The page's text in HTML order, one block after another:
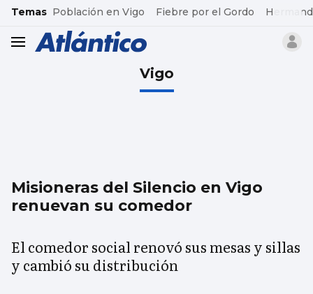
common.go-to-content
Temas Población en Vigo Fiebre por el Gordo
header.menu.open
Vigo
Misioneras del Silencio en Vigo
renuevan su comedor
El comedor social renovó sus mesas y sillas
y cambió su distribución